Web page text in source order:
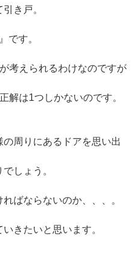
き戸。
です。
考えられるわけなのですが
解は1つしかないのです。
周りにあるドアを思い出
しょう。
ばならないのか、、、。
きたいと思います。